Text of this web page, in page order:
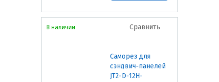
Сравнить
Саморез для
сэндвич-панелей
JT2-D-12H-
В наличии